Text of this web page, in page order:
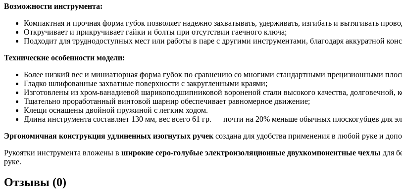
Возможности инструмента:
Компактная и прочная форма губок позволяет надежно захватывать, удерживать, изгибать и вытягивать
Откручивает и прикручивает гайки и болты при отсутствии гаечного ключа;
Подходит для труднодоступных мест или работы в паре с другими инструментами, благодаря аккуратной
Технические особенности модели:
Более низкий вес и миниатюрная форма губок по сравнению со многими стандартными прецизионными
Гладко шлифованные захватные поверхности с закругленными краями;
Изготовлены из хром-ванадиевой шарикоподшипниковой вороненой стали высокого качества, долговечной,
Тщательно проработанный винтовой шарнир обеспечивает равномерное движение;
Клещи оснащены двойной пружиной с легким ходом.
Длина инструмента составляет 130 мм, вес всего 61 гр. — почти на 20% меньше обычных плоскогубцев для
Эргономичная конструкция удлиненных изогнутых ручек создана для удобства применения в любой руке и
Рукоятки инструмента вложены в широкие серо-голубые электроизоляционные двухкомпонентные чехлы для
руке.
Отзывы (0)